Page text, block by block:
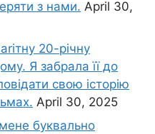
з нами. April 30,
20-річну
Я забрала її до
свою історію
April 30, 2025
буквально